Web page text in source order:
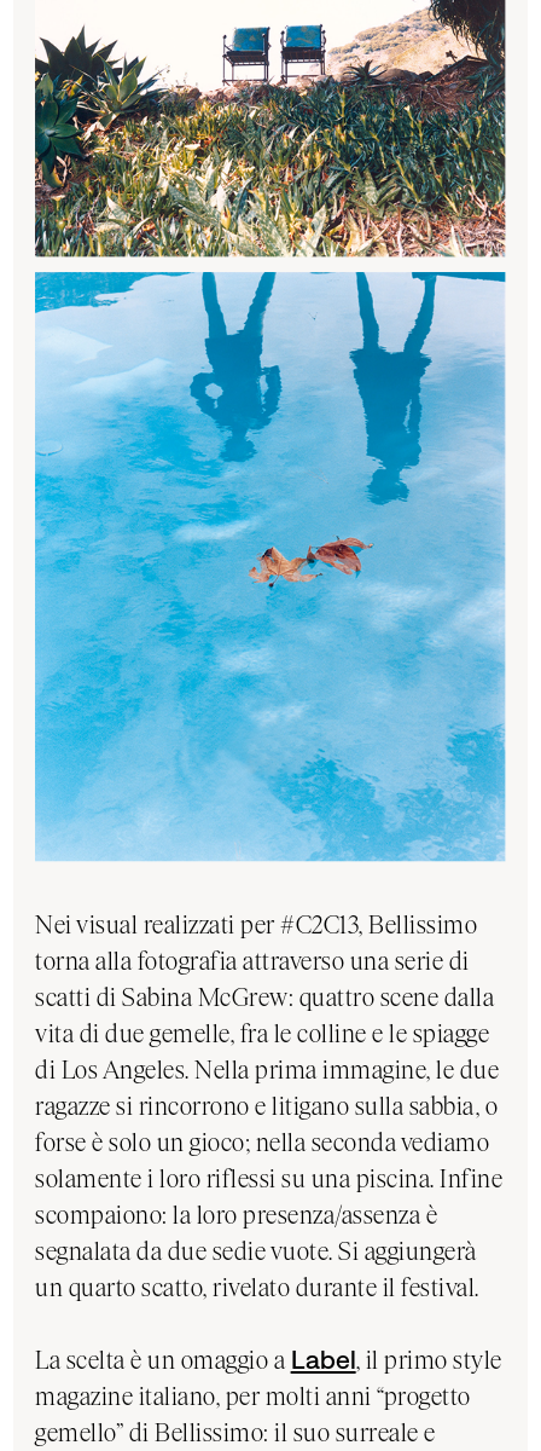
Nei visual realizzati per #C2C13, Bellissimo
torna alla fotografia attraverso una serie di
scatti di Sabina McGrew: quattro scene dalla
vita di due gemelle, fra le colline e le spiagge
di Los Angeles. Nella prima immagine, le due
ragazze si rincorrono e litigano sulla sabbia, o
forse è solo un gioco; nella seconda vediamo
solamente i loro riflessi su una piscina. Infine
scompaiono: la loro presenza/assenza è
segnalata da due sedie vuote. Si aggiungerà
un quarto scatto, rivelato durante il festival.
La scelta è un omaggio a Label, il primo style
magazine italiano, per molti anni “progetto
gemello” di Bellissimo: il suo surreale e